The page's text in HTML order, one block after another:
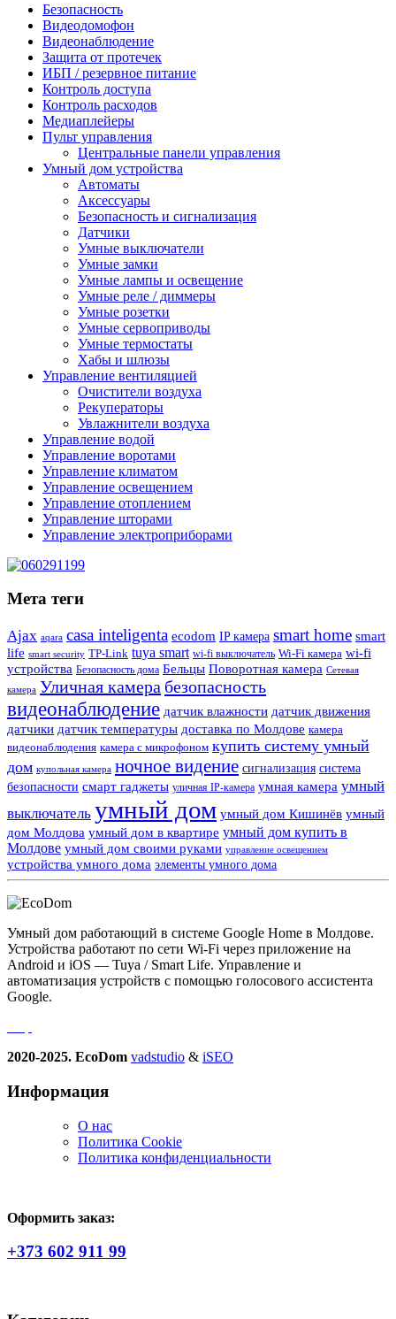
Безопасность
Видеодомофон
Видеонаблюдение
Защита от протечек
ИБП / резервное питание
Контроль доступа
Контроль расходов
Медиаплейеры
Пульт управления
Центральные панели управления
Умный дом устройства
Автоматы
Аксессуары
Безопасность и сигнализация
Датчики
Умные выключатели
Умные замки
Умные лампы и освещение
Умные реле / диммеры
Умные розетки
Умные сервоприводы
Умные термостаты
Хабы и шлюзы
Управление вентиляцией
Очистители воздуха
Рекуператоры
Увлажнители воздуха
Управление водой
Управление воротами
Управление климатом
Управление освещением
Управление отоплением
Управление шторами
Управление электроприборами
Мета теги
Ajax aqara casa inteligenta ecodom IP камера smart home smart
life smart security TP-Link tuya smart wi-fi выключатель Wi-Fi камера wi-fi
устройства Безопасность дома Бельцы Поворотная камера Сетевая
камера Уличная камера безопасность
видеонаблюдение датчик влажности датчик движения
датчики датчик температуры доставка по Молдове камера
видеонаблюдения камера с микрофоном купить систему умный
дом купольная камера ночное видение сигнализация система
безопасности смарт гаджеты уличная IP-камера умная камера умный
выключатель умный дом умный дом Кишинёв умный
дом Молдова умный дом в квартире умный дом купить в
Молдове умный дом своими руками управление освещением
устройства умного дома элементы умного дома
Умный дом работающий в системе Google Home в Молдове.
Устройства работают по сети Wi-Fi через приложение на
Android и iOS — Tuya / Smart Life. Управление и
автоматизация устройств с помощью голосового ассистента
Google.
2020-2025. EcoDom vadstudio & iSEO
Информация
О нас
Политика Сookie
Политика конфиденциальности
Оформить заказ:
+373 602 911 99